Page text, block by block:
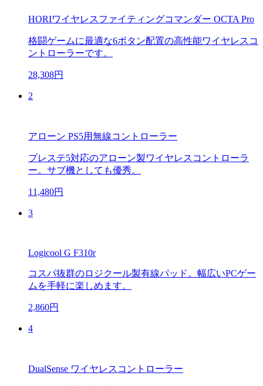
HORIワイヤレスファイティングコマンダー OCTA Pro
格闘ゲームに最適な6ボタン配置の高性能ワイヤレスコ
ントローラーです。
28,308円
2
アローン PS5用無線コントローラー
プレステ5対応のアローン製ワイヤレスコントローラ
ー。サブ機としても優秀。
11,480円
3
Logicool G F310r
コスパ抜群のロジクール製有線パッド。幅広いPCゲー
ムを手軽に楽しめます。
2,860円
4
DualSense ワイヤレスコントローラー